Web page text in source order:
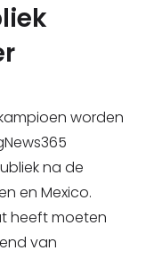
worden
na de
en Mexico.
heeft moeten
van